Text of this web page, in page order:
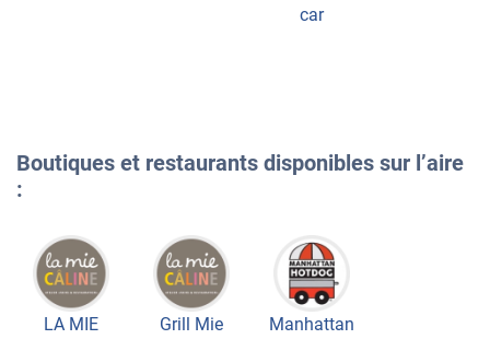
car
Boutiques et restaurants disponibles sur l’aire
:
LA MIE
Grill Mie
Manhattan